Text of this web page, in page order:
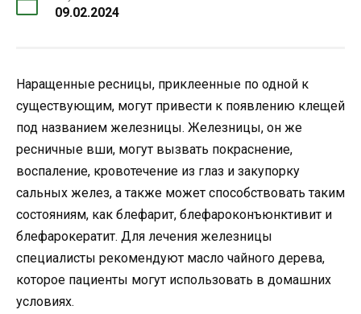
09.02.2024
Наращенные ресницы, приклеенные по одной к
существующим, могут привести к появлению клещей
под названием железницы. Железницы, он же
ресничные вши, могут вызвать покраснение,
воспаление, кровотечение из глаз и закупорку
сальных желез, а также может способствовать таким
состояниям, как блефарит, блефароконъюнктивит и
блефарокератит. Для лечения железницы
специалисты рекомендуют масло чайного дерева,
которое пациенты могут использовать в домашних
условиях.